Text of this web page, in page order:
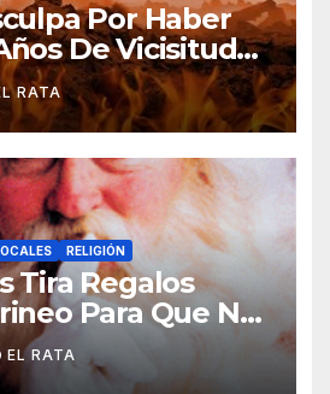
Por Haber
De Vicisitudes
RATA
RELIGIÓN
Tira Regalos
Para Que No
El COVID-19
EL RATA